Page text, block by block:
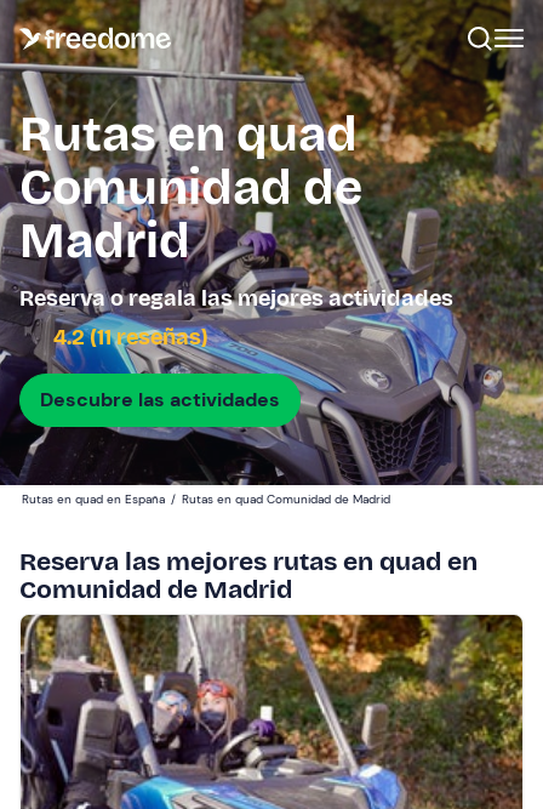
Rutas en quad
Comunidad de
Madrid
Reserva o regala las mejores actividades
4.2 (11 reseñas)
Descubre las actividades
Rutas en quad en España / Rutas en quad Comunidad de Madrid
Reserva las mejores rutas en quad en
Comunidad de Madrid